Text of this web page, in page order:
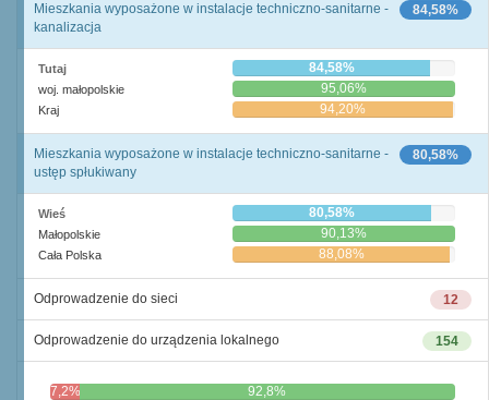
84,58%
Mieszkania wyposażone w instalacje techniczno-sanitarne -
kanalizacja
Tutaj 84,58%
woj. małopolskie 95,06%
Kraj 94,20%
80,58%
Mieszkania wyposażone w instalacje techniczno-sanitarne -
ustęp spłukiwany
Wieś 80,58%
Małopolskie 90,13%
Cała Polska 88,08%
12
Odprowadzenie do sieci
154
Odprowadzenie do urządzenia lokalnego
7,2% 92,8%